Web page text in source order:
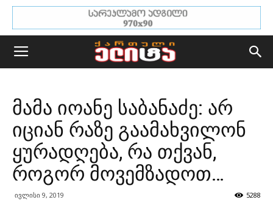
მამა იოანე საბანაძე: არ
იციან რაზე გაამახვილონ
ყურადღება, რა თქვან,
როგორ მოვემზადოთ…
ივლისი 9, 2019 5288